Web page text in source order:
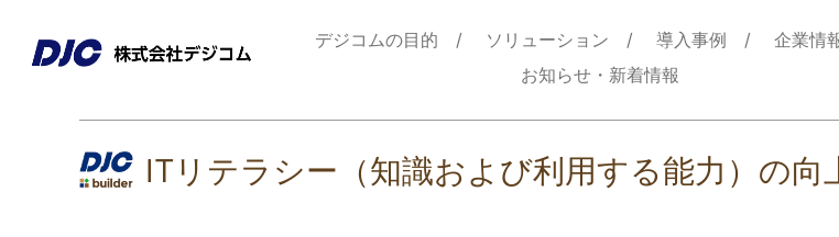
デジコムの目的 ソリューション 導入事例
企業情
お知らせ・新着情報
ITリテラシー（知識および利用する能力）の